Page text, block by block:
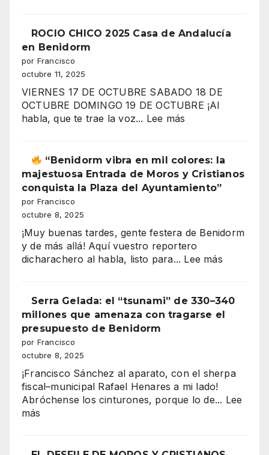
trabajas
El
gran
secreto
salarios
españoles
ROCIO CHICO 2025 Casa de Andalucía
en Benidorm
por Francisco
octubre 11, 2025
VIERNES 17 DE OCTUBRE SABADO 18 DE
OCTUBRE DOMINGO 19 DE OCTUBRE ¡Al
habla, que te trae la voz... Lee más
2025
Casa
de
“Benidorm vibra en mil colores: la
majestuosa Entrada de Moros y Cristianos
conquista la Plaza del Ayuntamiento”
por Francisco
octubre 8, 2025
¡Muy buenas tardes, gente festera de Benidorm
y de más allá! Aquí vuestro reportero
dicharachero al habla, listo para... Lee más:
vibra
en
Entrada
Moros
Serra Gelada: el “tsunami” de 330–340
millones que amenaza con tragarse el
presupuesto de Benidorm
por Francisco
octubre 8, 2025
¡Francisco Sánchez al aparato, con el sherpa
fiscal–municipal Rafael Henares a mi lado!
Abróchense los cinturones, porque lo de... Lee
más
el